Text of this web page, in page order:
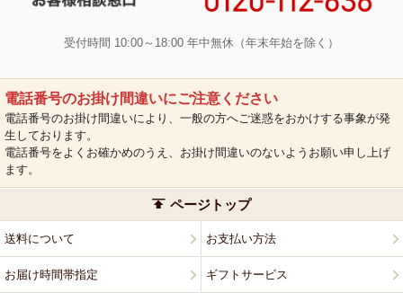
受付時間 10:00～18:00 年中無休（年末年始を除く）
電話番号のお掛け間違いにご注意ください
電話番号のお掛け間違いにより、一般の方へご迷惑をおかけする事象が発
生しております。
電話番号をよくお確かめのうえ、お掛け間違いのないようお願い申し上げ
ます。
ページトップ
送料について お支払い方法
お届け時間帯指定 ギフトサービス